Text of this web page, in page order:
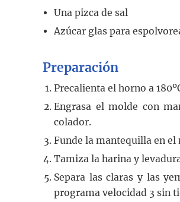
Una pizca de sal
Azúcar glas para
Preparación
Precalienta el horno a
Engrasa el molde con
colador.
Funde la mantequilla en el
Tamiza la harina y
Separa las claras y las
programa velocidad 3 sin